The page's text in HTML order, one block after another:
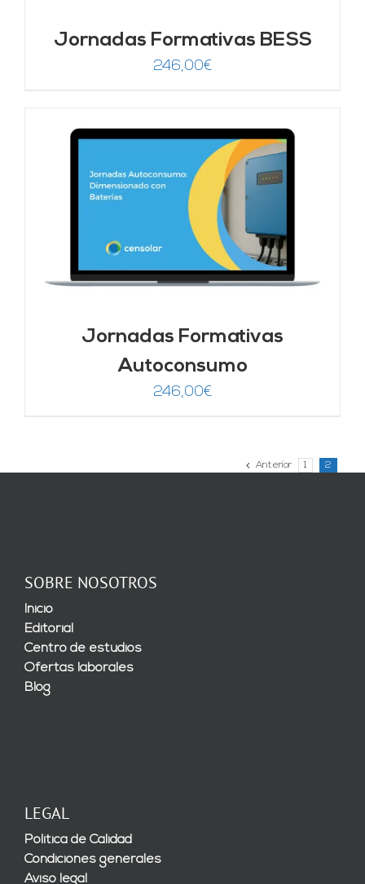
Jornadas Formativas BESS
246,00€
Jornadas Formativas
Autoconsumo
246,00€
Anterior 1 2
SOBRE NOSOTROS
Inicio
Editorial
Centro de estudios
Ofertas laborales
Blog
LEGAL
Política de Calidad
Condiciones generales
Aviso legal